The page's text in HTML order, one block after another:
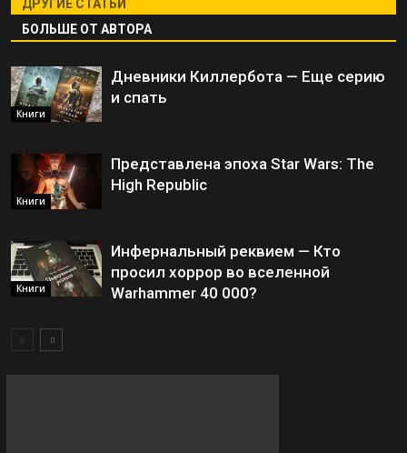
ДРУГИЕ СТАТЬИ
БОЛЬШЕ ОТ АВТОРА
Книги
Дневники Киллербота — Еще серию
и спать
Книги
Представлена эпоха Star Wars: The
High Republic
Книги
Инфернальный реквием — Кто
просил хоррор во вселенной
Warhammer 40 000?